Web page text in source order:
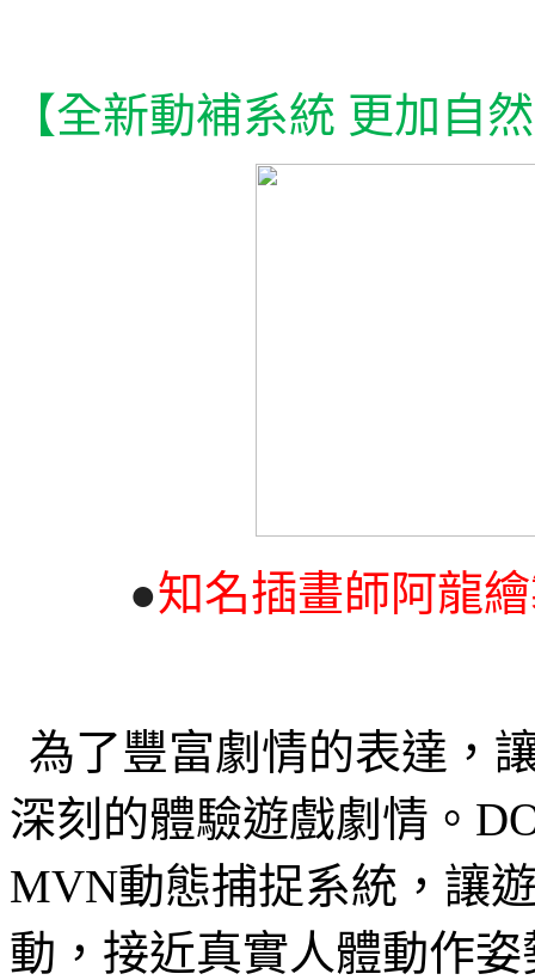
【全新動補系統 更加自
●知名插畫師阿龍
為了豐富劇情的表達，
深刻的體驗遊戲劇情。
MVN動態捕捉系統，讓
動，接近真實人體動作